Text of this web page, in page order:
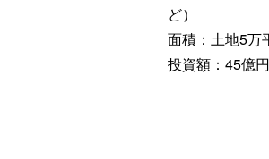
ど）
面積：土地5万
投資額：45億